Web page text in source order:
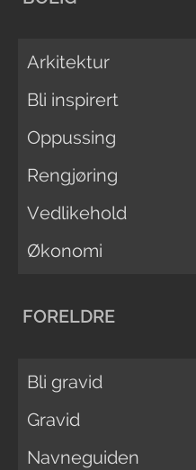
Arkitektur
Bli inspirert
Oppussing
Rengjøring
Vedlikehold
Økonomi
FORELDRE
Bli gravid
Gravid
Navneguiden